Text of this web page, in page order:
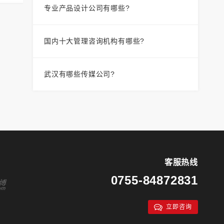
专业产品设计公司有哪些?
国内十大管理咨询机构有哪些?
武汉有哪些传媒公司?
客服热线
0755-84872831
立即咨询